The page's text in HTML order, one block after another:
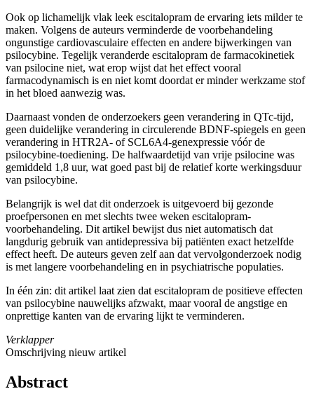
Ook op lichamelijk vlak leek escitalopram de ervaring iets milder te
maken. Volgens de auteurs verminderde de voorbehandeling
ongunstige cardiovasculaire effecten en andere bijwerkingen van
psilocybine. Tegelijk veranderde escitalopram de farmacokinetiek
van psilocine niet, wat erop wijst dat het effect vooral
farmacodynamisch is en niet komt doordat er minder werkzame stof
in het bloed aanwezig was.
Daarnaast vonden de onderzoekers geen verandering in QTc-tijd,
geen duidelijke verandering in circulerende BDNF-spiegels en geen
verandering in HTR2A- of SCL6A4-genexpressie vóór de
psilocybine-toediening. De halfwaardetijd van vrije psilocine was
gemiddeld 1,8 uur, wat goed past bij de relatief korte werkingsduur
van psilocybine.
Belangrijk is wel dat dit onderzoek is uitgevoerd bij gezonde
proefpersonen en met slechts twee weken escitalopram-
voorbehandeling. Dit artikel bewijst dus niet automatisch dat
langdurig gebruik van antidepressiva bij patiënten exact hetzelfde
effect heeft. De auteurs geven zelf aan dat vervolgonderzoek nodig
is met langere voorbehandeling en in psychiatrische populaties.
In één zin: dit artikel laat zien dat escitalopram de positieve effecten
van psilocybine nauwelijks afzwakt, maar vooral de angstige en
onprettige kanten van de ervaring lijkt te verminderen.
Verklapper
Omschrijving nieuw artikel
Abstract